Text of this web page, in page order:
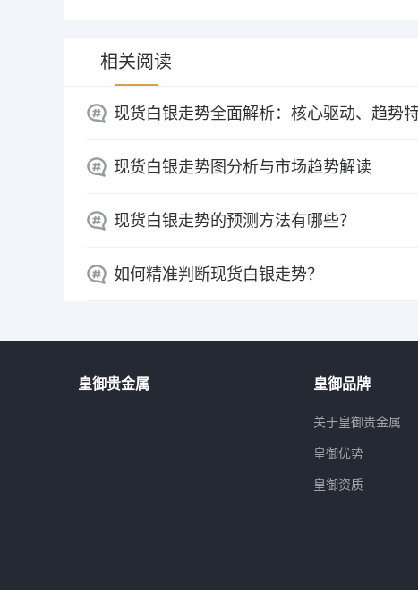
相关阅读
现货白银走势全面解析：核心驱动、趋势
现货白银走势图分析与市场趋势解读
现货白银走势的预测方法有哪些？
如何精准判断现货白银走势？
皇御贵金属 皇御品牌
关于皇御贵金属
皇御优势
皇御资质